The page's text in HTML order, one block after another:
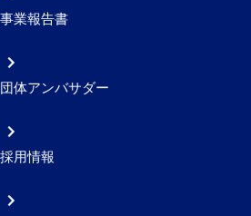
事業報告書
団体アンバサダー
採用情報